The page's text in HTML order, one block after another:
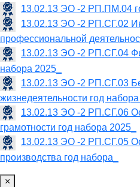
13.02.13 ЭО -2 РП.ПМ.04
13.02.13 ЭО -2 РП.СГ.02
профессиональной
13.02.13 ЭО -2 РП.СГ.04
набора 2025_
13.02.13 ЭО -2 РП.СГ.03
жизнедеятельности год набора
13.02.13 ЭО -2 РП.СГ.06
грамотности год набора 2025_
13.02.13 ЭО -2 РП.СГ.05
производства год набора_
×